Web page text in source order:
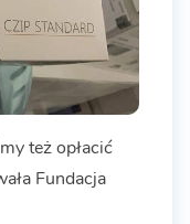
też opłacić
Fundacja